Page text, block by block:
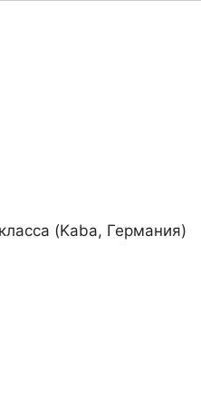
(Kaba, Германия)